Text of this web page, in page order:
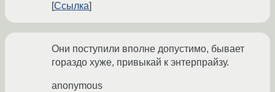
Ссылка
Они поступили вполне допустимо, бывает
гораздо хуже, привыкай к энтерпрайзу.
anonymous